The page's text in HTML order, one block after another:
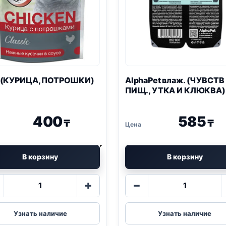
(КУРИЦА, ПОТРОШКИ)
400₸
В корзину
товара
Blitz
(КУРИЦА,
+
Узнать наличие
AlphaPet влаж. (ЧУВСТВ
ПИЩ., УТКА И КЛЮКВА)
585₸
В корзину
−
товара
AlphaPet
влаж.
Узнать наличие